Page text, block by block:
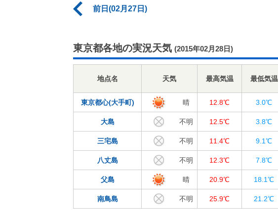
前日(02月27日)
東京都各地の実況天気 (2015年02月28日)
地点名 天気 最高気温 最低気温
東京都心(大手町) 晴 12.8℃ 3.0℃
大島 不明 12.5℃ 3.8℃
三宅島 不明 11.4℃ 9.1℃
八丈島 不明 12.3℃ 7.8℃
父島 晴 20.9℃ 18.1℃
南鳥島 不明 25.9℃ 21.2℃